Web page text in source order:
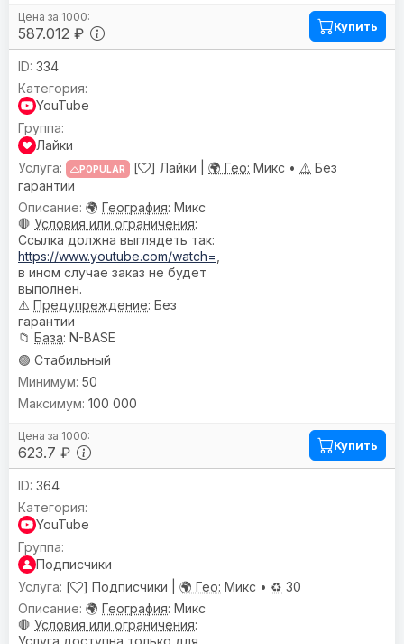
587.012 ₽ Купить
334
YouTube
Лайки
POPULAR [ ] Лайки | 🌍 Гео: Микс • ⚠️ Без
гарантии
🌍 География: Микс
🛑 Условия или ограничения:
Ссылка должна выглядеть так:
https://www.youtube.com/watch=
в ином случае заказ не будет
выполнен.
⚠️ Предупреждениe: Без
гарантии
📁 База: N-BASE
🟢 Стабильный
623.7 ₽
50
100 000
Купить
364
YouTube
Подписчики
[
] Подписчики | 🌍 Гео: Микс • ♻️ 30
🌍 География: Микс
🛑 Условия или ограничения:
Услуга доступна только для